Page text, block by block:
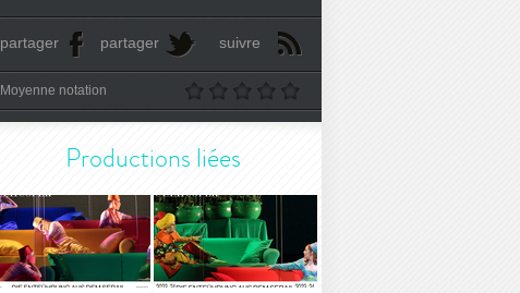
partager partager suivre
Moyenne notation
Productions liées